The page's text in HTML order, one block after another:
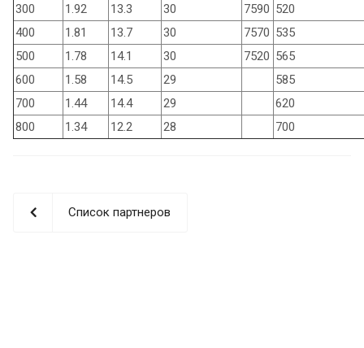
300
1.92 13.3 30 7590 520
400
1.81 13.7 30 7570 535
500
1.78 14.1 30 7520 565
600
1.58 14.5 29
585
700
1.44 14.4 29
620
800
1.34 12.2 28 700
Список партнеров